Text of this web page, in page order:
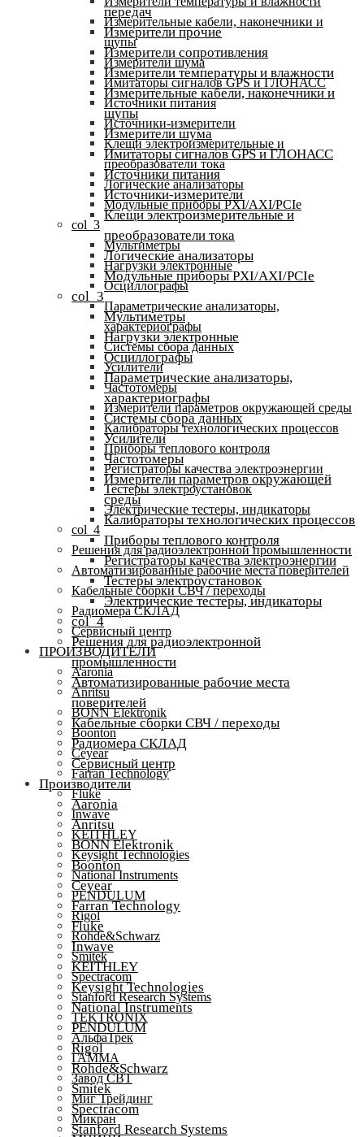
Измерительные кабели, наконечники и
щупы
Измерители шума
Имитаторы сигналов GPS и ГЛОНАСС
Источники питания
Источники-измерители
Клещи электроизмерительные и
преобразователи тока
Логические анализаторы
Модульные приборы PXI/AXI/PCIe
col_3
Мультиметры
Нагрузки электронные
Осциллографы
Параметрические анализаторы,
характериографы
Системы сбора данных
Усилители
Частотомеры
Измерители параметров окружающей среды
Калибраторы технологических процессов
Приборы теплового контроля
Регистраторы качества электроэнергии
Тестеры электроустановок
Электрические тестеры, индикаторы
col_4
Решения для радиоэлектронной промышленности
Автоматизированные рабочие места поверителей
Кабельные сборки СВЧ / переходы
Радиомера СКЛАД
Сервисный центр
ПРОИЗВОДИТЕЛИ
Aaronia
Anritsu
BONN Elektronik
Boonton
Ceyear
Farran Technology
Fluke
Inwave
KEITHLEY
Keysight Technologies
National Instruments
PENDULUM
Rigol
Rohde&Schwarz
Smitek
Spectracom
Stanford Research Systems
TEKTRONIX
АльфаТрек
ГАММА
Завод СВТ
Миг Трейдинг
Микран
передач
Измерители прочие
Измерители сопротивления
Измерители температуры и влажности
Измерительные кабели, наконечники и
щупы
Измерители шума
Имитаторы сигналов GPS и ГЛОНАСС
Источники питания
Источники-измерители
Клещи электроизмерительные и
преобразователи тока
Логические анализаторы
Модульные приборы PXI/AXI/PCIe
col_3
Мультиметры
Нагрузки электронные
Осциллографы
Параметрические анализаторы,
характериографы
Системы сбора данных
Усилители
Частотомеры
Измерители параметров окружающей
среды
Калибраторы технологических процессов
Приборы теплового контроля
Регистраторы качества электроэнергии
Тестеры электроустановок
Электрические тестеры, индикаторы
col_4
Решения для радиоэлектронной
промышленности
Автоматизированные рабочие места
поверителей
Кабельные сборки СВЧ / переходы
Радиомера СКЛАД
Сервисный центр
Производители
Aaronia
Anritsu
BONN Elektronik
Boonton
Ceyear
Farran Technology
Fluke
Inwave
KEITHLEY
Keysight Technologies
National Instruments
PENDULUM
Rigol
Rohde&Schwarz
Smitek
Spectracom
Stanford Research Systems